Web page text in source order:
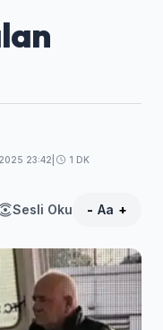
23:42 1 DK
Sesli Oku - Aa +